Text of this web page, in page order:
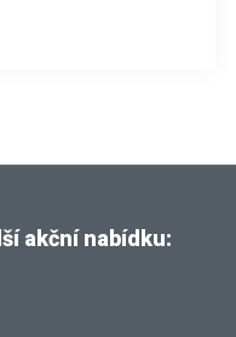
akční nabídku: